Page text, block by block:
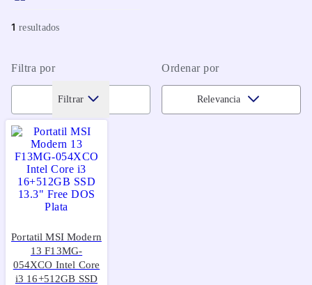
1
Filtra por Ordenar por
Filtrar Relevancia
Portatil MSI Modern
13 F13MG-
054XCO Intel Core
i3 16+512GB SSD